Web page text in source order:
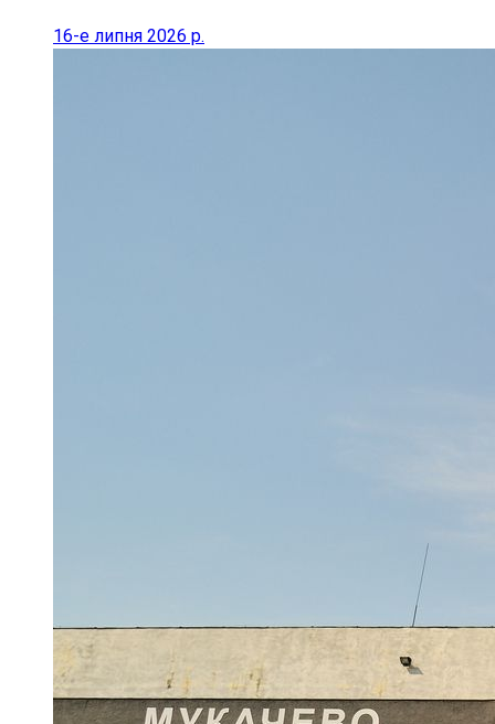
16-е липня 2026 р.